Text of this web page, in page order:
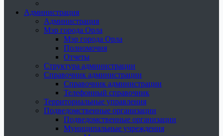
Администрация
Администрация
Мэр города Орла
Мэр города Орла
Полномочия
Отчеты
Структура администрации
Справочник администрации
Справочник администрации
Телефонный справочник
Территориальные управления
Подведомственные организации
Подведомственные организации
Муниципальные учреждения